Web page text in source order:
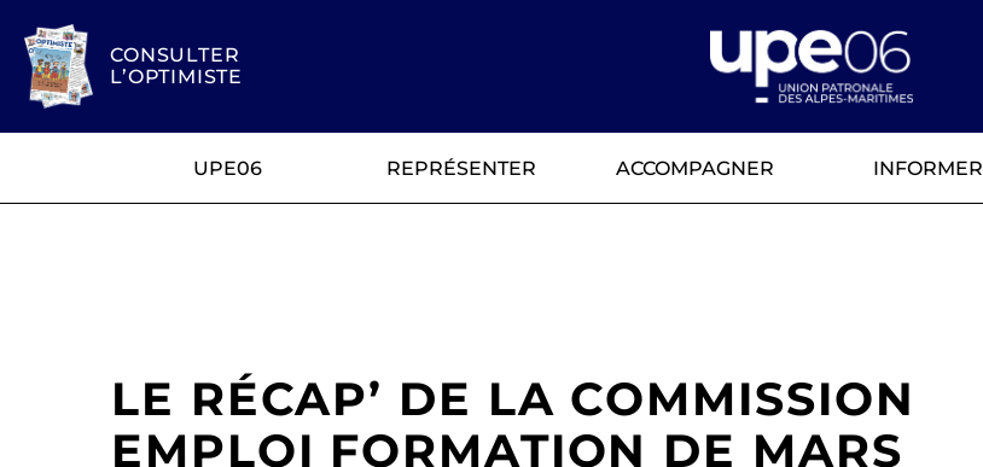
CONSULTER
L’OPTIMISTE
UPE06 REPRÉSENTER ACCOMPAGNER INFORMER
LE RÉCAP’ DE LA COMMISSION
EMPLOI FORMATION DE MARS